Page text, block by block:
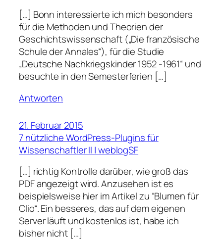
[…] Bonn interessierte ich mich besonders
für die Methoden und Theorien der
Geschichtswissenschaft („Die französische
Schule der Annales“), für die Studie
„Deutsche Nachkriegskinder 1952 -1961“ und
besuchte in den Semesterferien […]
Antworten
21. Februar 2015
7 nützliche WordPress-Plugins für
Wissenschaftler II | weblogSF
[…] richtig Kontrolle darüber, wie groß das
PDF angezeigt wird. Anzusehen ist es
beispielsweise hier im Artikel zu “Blumen für
Clio“. Ein besseres, das auf dem eigenen
Server läuft und kostenlos ist, habe ich
bisher nicht […]